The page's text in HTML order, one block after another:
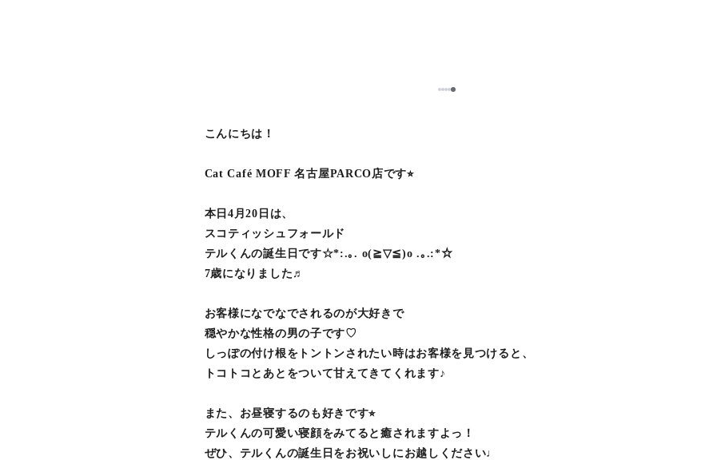
12345
こんにちは！
Cat Café MOFF 名古屋PARCO店です⭐︎
本日4月20日は、
スコティッシュフォールド
テルくんの誕生日です☆*:.｡. o(≧▽≦)o .｡.:*☆
7歳になりました♬
お客様になでなでされるのが大好きで
穏やかな性格の男の子です♡
しっぽの付け根をトントンされたい時はお客様を見つけると、
トコトコとあとをついて甘えてきてくれます♪
また、お昼寝するのも好きです⭐︎
テルくんの可愛い寝顔をみてると癒されますよっ！
ぜひ、テルくんの誕生日をお祝いしにお越しください♩